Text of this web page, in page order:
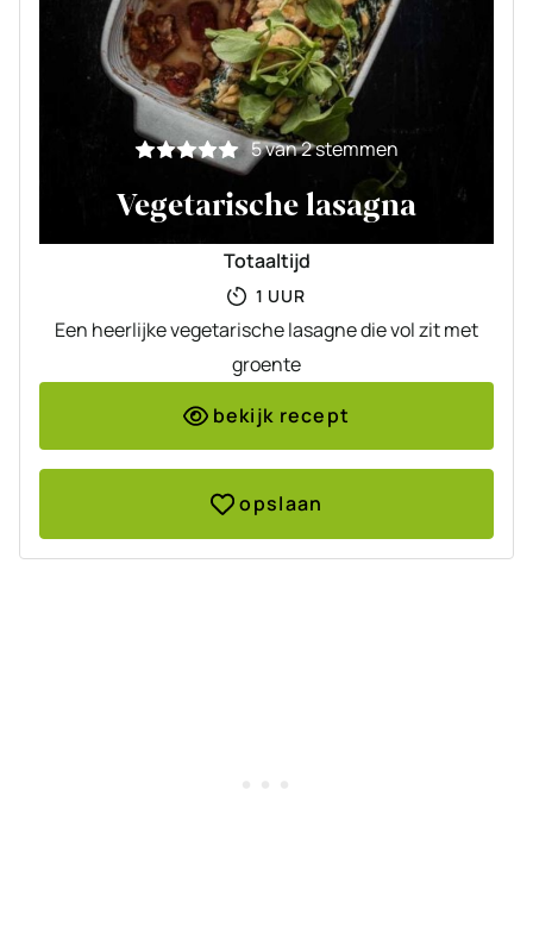
5van2stemmen
Vegetarische lasagna
Totaaltijd
1 UUR
UUR
Een heerlijke vegetarische lasagne die vol zit met
groente
bekijk recept
opslaan